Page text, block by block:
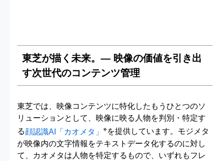
東芝が描く未来。― 映像の価値を引き出
す次世代のコンテンツ管理
東芝では、映像コンテンツに特化したもうひとつのソ
リューションとして、映像に映る人物を判別・特定す
る顔認識AI「カオメタ」 ※ を提供しています。モジメタ
が映像内の文字情報をテキストデータ化するのに対し
て、カオメタは人物を特定するもので、いずれもフレ